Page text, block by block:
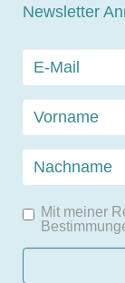
Newsletter
Mit meiner